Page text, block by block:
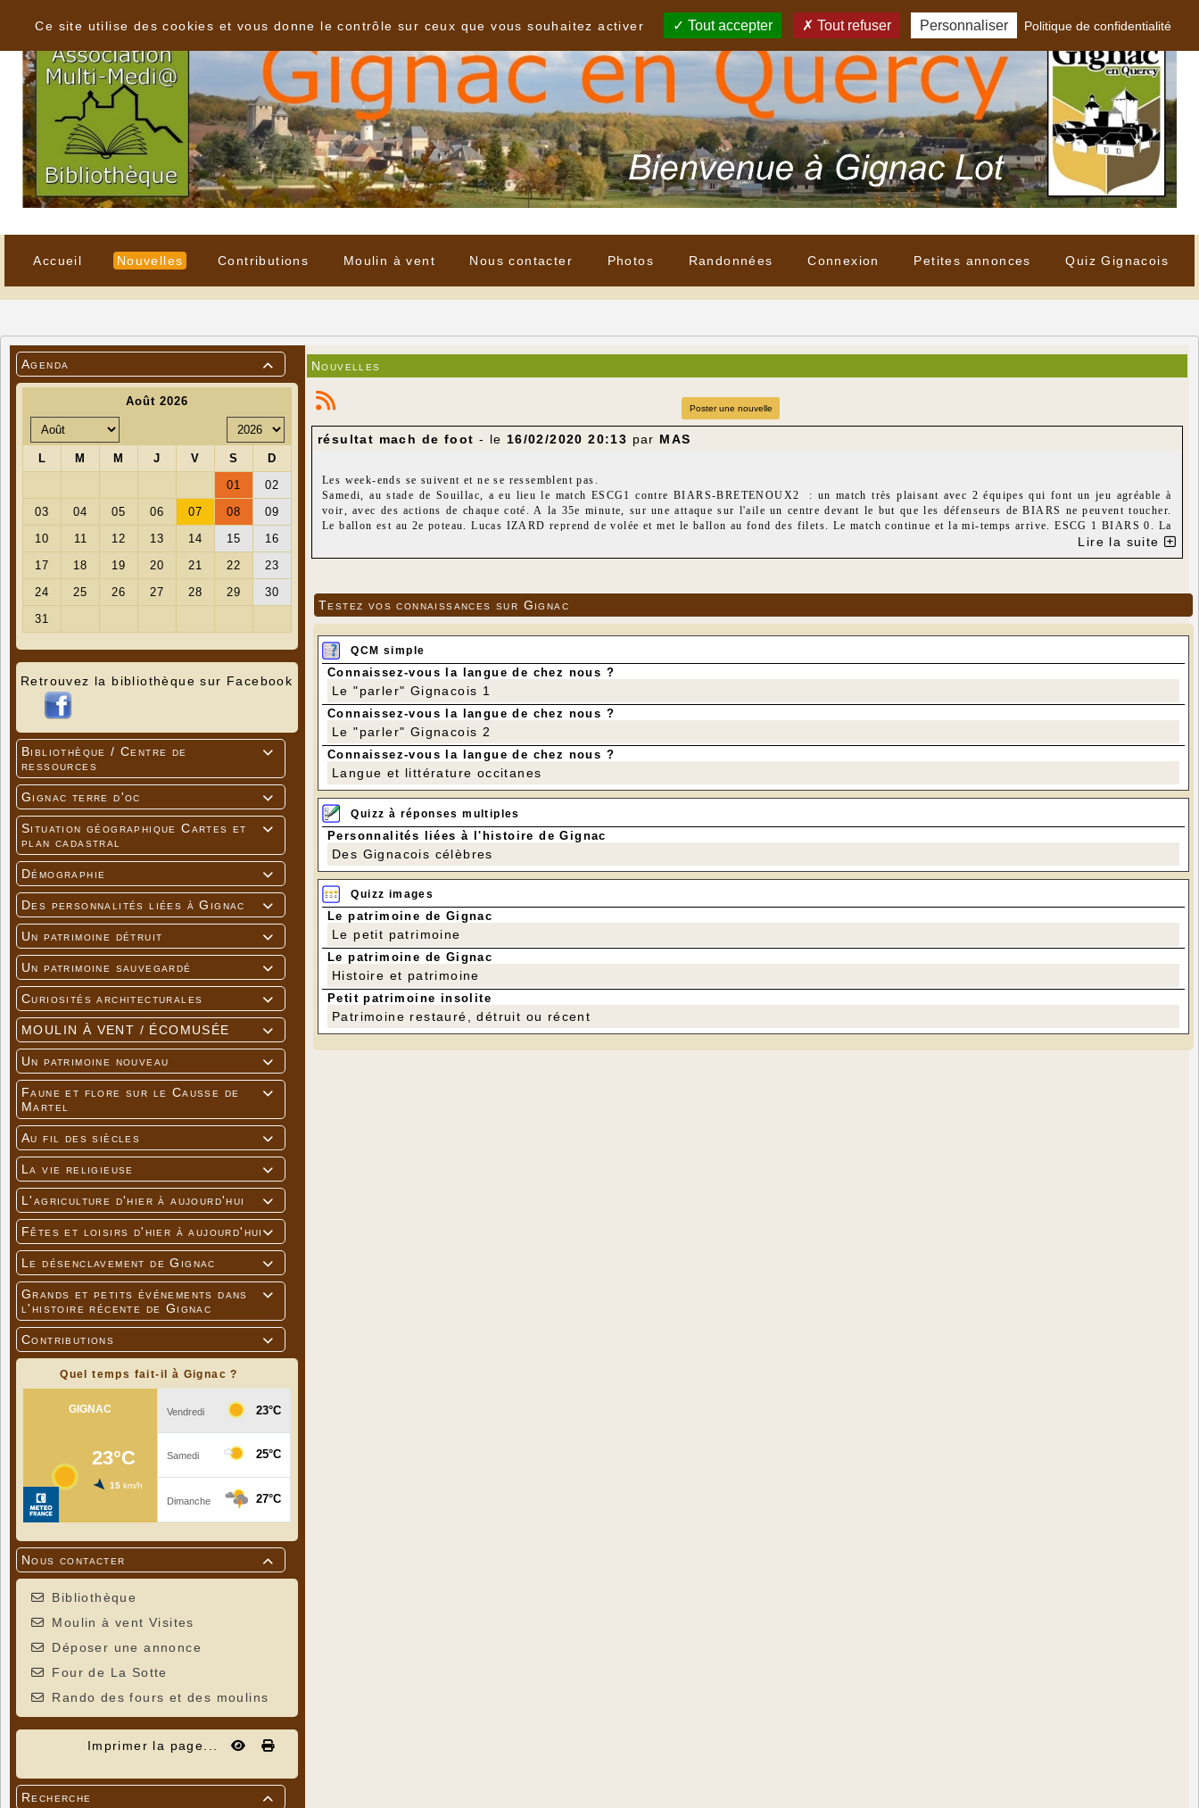
Accueil Nouvelles Contributions Moulin à vent Nous contacter Photos Randonnées Connexion Petites annonces Quiz Gignacois

Agenda
Retrouvez la bibliothèque sur Facebook

Bibliothèque / Centre de
ressources

Gignac terre d'oc

Situation géographique Cartes et
plan cadastral

Démographie

Des personnalités liées à Gignac

Un patrimoine détruit

Un patrimoine sauvegardé

Curiosités architecturales

MOULIN À VENT / ÉCOMUSÉE

Un patrimoine nouveau

Faune et flore sur le Causse de
Martel

Au fil des siècles

La vie religieuse

L'agriculture d'hier à aujourd'hui

Fêtes et loisirs d'hier à aujourd'hui

Le désenclavement de Gignac

Grands et petits événements dans
l'histoire récente de Gignac

Contributions
Quel temps fait-il à Gignac ?

Nous contacter
Bibliothèque
Moulin à vent Visites
Déposer une annonce
Four de La Sotte
Rando des fours et des moulins
Imprimer la page...

Recherche
Nouvelles
Poster une nouvelle
résultat mach de foot - le 16/02/2020 20:13 par MAS
Les week-ends se suivent et ne se ressemblent pas.
Samedi, au stade de Souillac, a eu lieu le match ESCG1 contre BIARS-BRETENOUX2 : un match très plaisant avec 2 équipes qui font un jeu agréable à
voir, avec des actions de chaque coté. A la 35e minute, sur une attaque sur l'aile un centre devant le but que les défenseurs de BIARS ne peuvent toucher.
Le ballon est au 2e poteau. Lucas IZARD reprend de volée et met le ballon au fond des filets. Le match continue et la mi-temps arrive. ESCG 1 BIARS 0. La
Dimanche au stade de Gignac, ESCG2 contre PPFC2. Bon match de 2e division et score final 5 à 3 pour ESCG2.
Lire la suite
Testez vos connaissances sur Gignac
QCM simple
Connaissez-vous la langue de chez nous ?
Le "parler" Gignacois 1
Connaissez-vous la langue de chez nous ?
Le "parler" Gignacois 2
Connaissez-vous la langue de chez nous ?
Langue et littérature occitanes
Quizz à réponses multiples
Personnalités liées à l'histoire de Gignac
Des Gignacois célèbres
Quizz images
Le patrimoine de Gignac
Le petit patrimoine
Le patrimoine de Gignac
Histoire et patrimoine
Petit patrimoine insolite
Patrimoine restauré, détruit ou récent
Ce site utilise des cookies et vous donne le contrôle sur ceux que vous souhaitez activer
Tout accepter Tout refuser Personnaliser Politique de confidentialité